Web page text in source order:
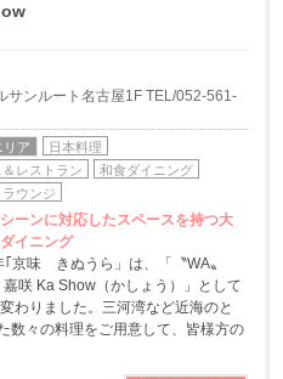
サンルート名古屋1F TEL/052-561-
リア
日本料理
＆レストラン
和食ダイニング
ウンジ
ーンに対応したスペースを持つ大
イニング
｢京味 きぬうら」は、「〝WA〟
嘉咲 Ka Show（かしょう）」として
わりました。三河湾など近海のと
数々の料理をご用意して、皆様方の